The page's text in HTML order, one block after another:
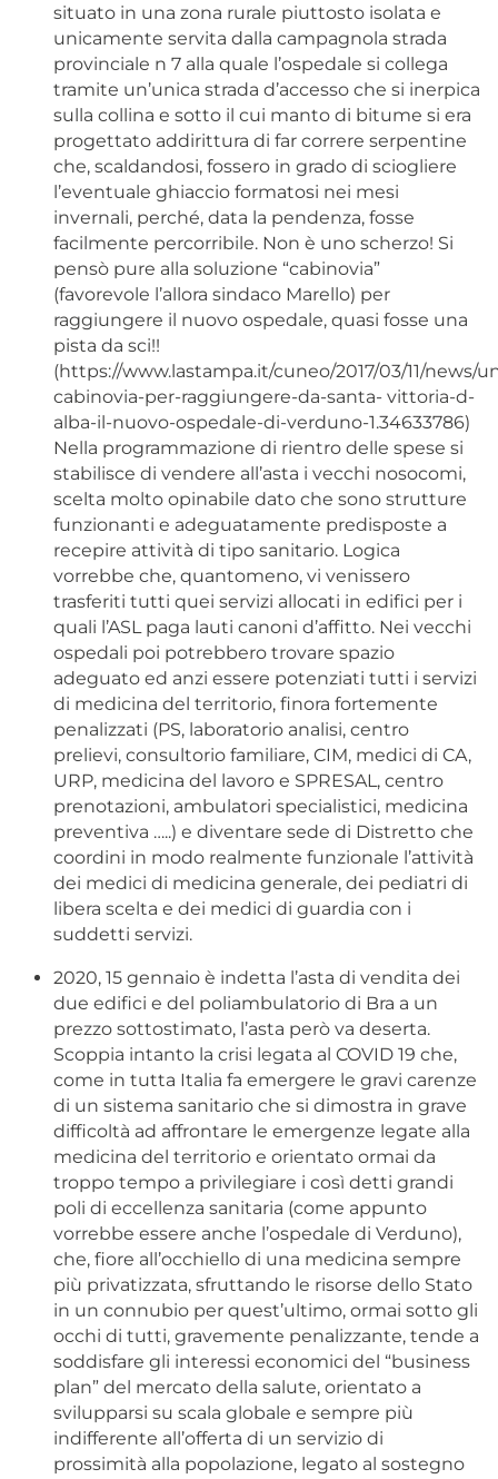
situato in una zona rurale piuttosto isolata e
unicamente servita dalla campagnola strada
provinciale n 7 alla quale l’ospedale si collega
tramite un’unica strada d’accesso che si inerpica
sulla collina e sotto il cui manto di bitume si era
progettato addirittura di far correre serpentine
che, scaldandosi, fossero in grado di sciogliere
l’eventuale ghiaccio formatosi nei mesi
invernali, perché, data la pendenza, fosse
facilmente percorribile. Non è uno scherzo! Si
pensò pure alla soluzione “cabinovia”
(favorevole l’allora sindaco Marello) per
raggiungere il nuovo ospedale, quasi fosse una
pista da sci!!
(https://www.lastampa.it/cuneo/2017/03/11/news/
cabinovia-per-raggiungere-da-santa- vittoria-d-
alba-il-nuovo-ospedale-di-verduno-1.34633786)
Nella programmazione di rientro delle spese si
stabilisce di vendere all’asta i vecchi nosocomi,
scelta molto opinabile dato che sono strutture
funzionanti e adeguatamente predisposte a
recepire attività di tipo sanitario. Logica
vorrebbe che, quantomeno, vi venissero
trasferiti tutti quei servizi allocati in edifici per i
quali l’ASL paga lauti canoni d’affitto. Nei vecchi
ospedali poi potrebbero trovare spazio
adeguato ed anzi essere potenziati tutti i servizi
di medicina del territorio, finora fortemente
penalizzati (PS, laboratorio analisi, centro
prelievi, consultorio familiare, CIM, medici di CA,
URP, medicina del lavoro e SPRESAL, centro
prenotazioni, ambulatori specialistici, medicina
preventiva …..) e diventare sede di Distretto che
coordini in modo realmente funzionale l’attività
dei medici di medicina generale, dei pediatri di
libera scelta e dei medici di guardia con i
suddetti servizi.
2020, 15 gennaio è indetta l’asta di vendita dei
due edifici e del poliambulatorio di Bra a un
prezzo sottostimato, l’asta però va deserta.
Scoppia intanto la crisi legata al COVID 19 che,
come in tutta Italia fa emergere le gravi carenze
di un sistema sanitario che si dimostra in grave
difficoltà ad affrontare le emergenze legate alla
medicina del territorio e orientato ormai da
troppo tempo a privilegiare i così detti grandi
poli di eccellenza sanitaria (come appunto
vorrebbe essere anche l’ospedale di Verduno),
che, fiore all’occhiello di una medicina sempre
più privatizzata, sfruttando le risorse dello Stato
in un connubio per quest’ultimo, ormai sotto gli
occhi di tutti, gravemente penalizzante, tende a
soddisfare gli interessi economici del “business
plan” del mercato della salute, orientato a
svilupparsi su scala globale e sempre più
indifferente all’offerta di un servizio di
prossimità alla popolazione, legato al sostegno